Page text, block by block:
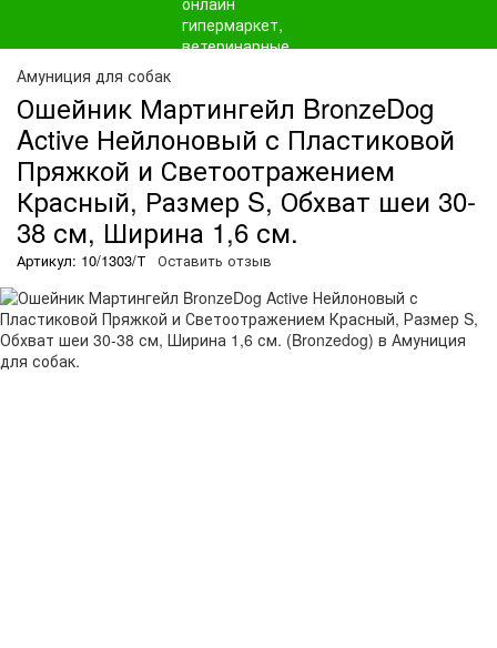
Амуниция для собак
Ошейник Мартингейл BronzeDog
Active Нейлоновый с Пластиковой
Пряжкой и Светоотражением
Красный, Размер S, Обхват шеи 30-
38 см, Ширина 1,6 см.
Артикул: 10/1303/Т Оставить отзыв